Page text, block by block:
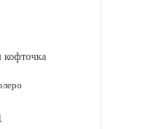
кофточка